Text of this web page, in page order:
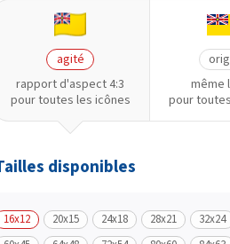
agité
rapport d'aspect 4:3
pour toutes les icônes
même
pour
disponibles
16x12 20x15 24x18 28x21 32x24